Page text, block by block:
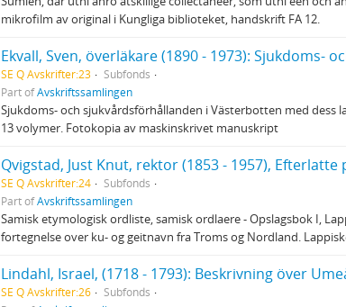
mikrofilm av original i Kungliga biblioteket, handskrift FA 12.
Ekvall, Sven, överläkare (1890 - 1973): Sjukdoms-
SE Q Avskrifter:23
Subfonds
Part ofAvskriftssamlingen
Sjukdoms- och sjukvårdsförhållanden i Västerbotten med dess
13 volymer. Fotokopia av maskinskrivet manuskript
Qvigstad, Just Knut, rektor (1853 - 1957), Efterlatte
SE Q Avskrifter:24
Subfonds
Part ofAvskriftssamlingen
Samisk etymologisk ordliste, samisk ordlaere - Opslagsbok I,
fortegnelse over ku- og geitnavn fra Troms og Nordland.
Lindahl, Israel, (1718 - 1793): Beskrivning över
SE Q Avskrifter:26
Subfonds